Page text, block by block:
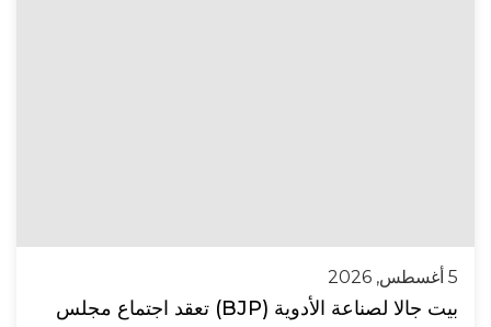
5 أغسطس, 2026
بيت جالا لصناعة الأدوية (BJP) تعقد اجتماع مجلس